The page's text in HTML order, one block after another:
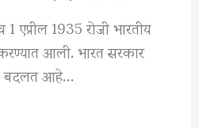
एप्रील 1935 रोजी भारतीय
आली. भारत सरकार
बदलत आहे…